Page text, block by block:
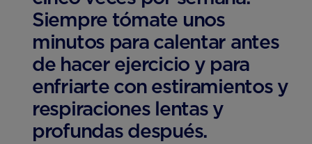
Siempre tómate unos
minutos para calentar antes
de hacer ejercicio y para
enfriarte con estiramientos y
respiraciones lentas y
profundas después.